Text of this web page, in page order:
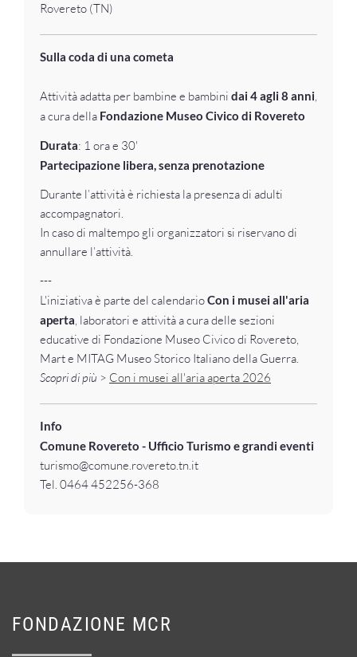
Rovereto (TN)
Sulla coda di una cometa
Attività adatta per bambine e bambini dai 4 agli 8 anni,
a cura della Fondazione Museo Civico di Rovereto
Durata: 1 ora e 30'
Partecipazione libera, senza prenotazione
Durante l’attività è richiesta la presenza di adulti
accompagnatori.
In caso di maltempo gli organizzatori si riservano di
annullare l’attività.
---
L'iniziativa è parte del calendarioCon i musei all'aria
aperta, laboratori e attività a cura delle sezioni
educative di Fondazione Museo Civico di Rovereto,
Mart e MITAG Museo Storico Italiano della Guerra.
Scopri di più > Con i musei all'aria aperta 2026
Info
Comune Rovereto - Ufficio Turismo e grandi eventi
turismo@comune.rovereto.tn.it
Tel. 0464 452256-368
FONDAZIONE MCR